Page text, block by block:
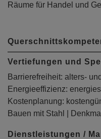
Räume für Handel und
Vertiefungen und
Barrierefreiheit: alters-
Energieeffizienz:
Kostenplanung:
Bauen mit Stahl |
Dienstleistungen /